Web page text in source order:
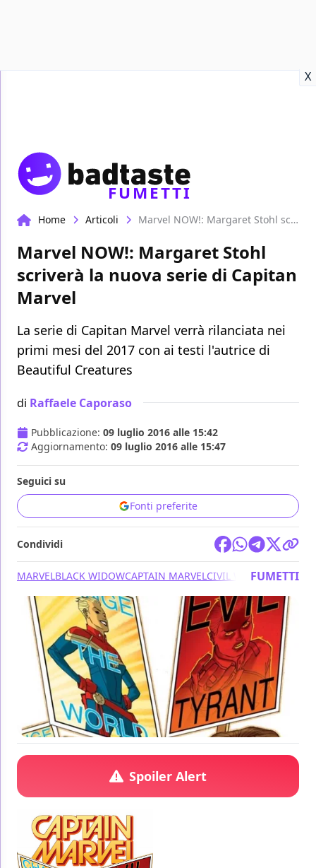
X
FUMETTI
Home Articoli Marvel NOW!: Margaret Stohl scriverà la nuova serie di Capitan Marvel
Marvel NOW!: Margaret Stohl
scriverà la nuova serie di Capitan
Marvel
La serie di Capitan Marvel verrà rilanciata nei
primi mesi del 2017 con ai testi l'autrice di
Beautiful Creatures
di Raffaele Caporaso
Pubblicazione: 09 luglio 2016 alle 15:42
Aggiornamento: 09 luglio 2016 alle 15:47
Seguici su
Fonti preferite
Condividi
MARVELBLACK WIDOWCAPTAIN MARVELCIVIL WAR IIFUMETTI
Spoiler Alert